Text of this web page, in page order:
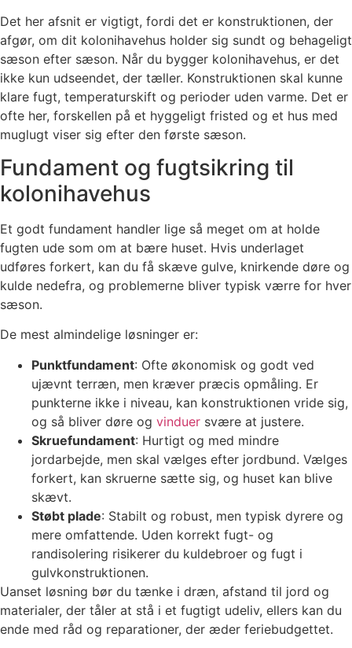
Det her afsnit er vigtigt, fordi det er konstruktionen, der
afgør, om dit kolonihavehus holder sig sundt og behageligt
sæson efter sæson. Når du bygger kolonihavehus, er det
ikke kun udseendet, der tæller. Konstruktionen skal kunne
klare fugt, temperaturskift og perioder uden varme. Det er
ofte her, forskellen på et hyggeligt fristed og et hus med
muglugt viser sig efter den første sæson.
Fundament og fugtsikring til
kolonihavehus
Et godt fundament handler lige så meget om at holde
fugten ude som om at bære huset. Hvis underlaget
udføres forkert, kan du få skæve gulve, knirkende døre og
kulde nedefra, og problemerne bliver typisk værre for hver
sæson.
De mest almindelige løsninger er:
Punktfundament: Ofte økonomisk og godt ved
ujævnt terræn, men kræver præcis opmåling. Er
punkterne ikke i niveau, kan konstruktionen vride sig,
og så bliver døre og vinduer svære at justere.
Skruefundament: Hurtigt og med mindre
jordarbejde, men skal vælges efter jordbund. Vælges
forkert, kan skruerne sætte sig, og huset kan blive
skævt.
Støbt plade: Stabilt og robust, men typisk dyrere og
mere omfattende. Uden korrekt fugt- og
randisolering risikerer du kuldebroer og fugt i
gulvkonstruktionen.
Uanset løsning bør du tænke i dræn, afstand til jord og
materialer, der tåler at stå i et fugtigt udeliv, ellers kan du
ende med råd og reparationer, der æder feriebudgettet.